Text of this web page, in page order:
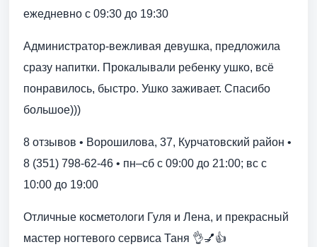
ежедневно с 09:30 до 19:30
Администратор-вежливая девушка, предложила
сразу напитки. Прокалывали ребенку ушко, всё
понравилось, быстро. Ушко заживает. Спасибо
большое)))
8 отзывов • Ворошилова, 37, Курчатовский район •
8 (351) 798-62-46 • пн–сб с 09:00 до 21:00; вс с
10:00 до 19:00
Отличные косметологи Гуля и Лена, и прекрасный
мастер ногтевого сервиса Таня 👌💅👍